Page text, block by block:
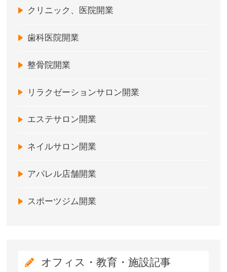
クリニック、医院開業
歯科医院開業
整骨院開業
リラクゼーションサロン開業
エステサロン開業
ネイルサロン開業
アパレル店舗開業
スポーツジム開業
オフィス・教育・施設記事